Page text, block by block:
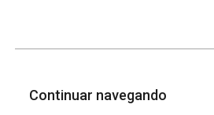
Continuar navegando